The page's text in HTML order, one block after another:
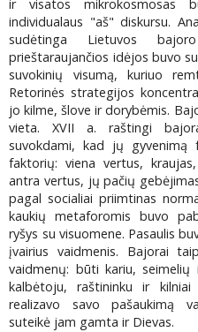
ir visatos mikrokosmosas
individualaus "aš" diskursu.
sudėtinga Lietuvos
prieštaraujančios idėjos buvo
suvokinių visumą, kuriuo
Retorinės strategijos
jo kilme, šlove ir dorybėmis.
vieta. XVII a. raštingi
suvokdami, kad jų gyvenimą
faktorių: viena vertus,
antra vertus, jų pačių
pagal socialiai priimtinas
kaukių metaforomis buvo
ryšys su visuomene. Pasaulis
įvairius vaidmenis. Bajorai
vaidmenų: būti kariu,
kalbėtoju, raštininku ir kilniai
realizavo savo pašaukimą
suteikė jam gamta ir Dievas.